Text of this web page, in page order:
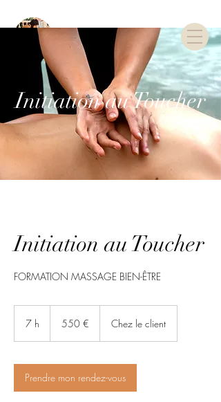
TARIFS & RDV
Initiation au Toucher
Initiation au Toucher
FORMATION MASSAGE BIEN-ÊTRE
7 h 550 € Chez le client
Prendre mon rendez-vous